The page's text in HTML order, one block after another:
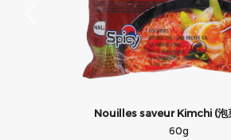
Nouilles saveur Kimchi (泡
60g